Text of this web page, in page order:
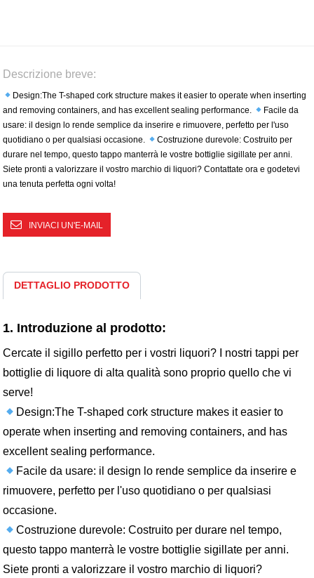
Descrizione breve:
Design:The T-shaped cork structure makes it easier to operate when inserting
and removing containers, and has excellent sealing performance.
Facile da
usare: il design lo rende semplice da inserire e rimuovere, perfetto per l'uso
quotidiano o per qualsiasi occasione.
Costruzione durevole: Costruito per
durare nel tempo, questo tappo manterrà le vostre bottiglie sigillate per anni.
Siete pronti a valorizzare il vostro marchio di liquori? Contattate ora e godetevi
una tenuta perfetta ogni volta!
INVIACI UN'E-MAIL
DETTAGLIO PRODOTTO
1. Introduzione al prodotto:
Cercate il sigillo perfetto per i vostri liquori? I nostri tappi per
bottiglie di liquore di alta qualità sono proprio quello che vi
serve!
Design:The T-shaped cork structure makes it easier to
operate when inserting and removing containers, and has
excellent sealing performance.
Facile da usare: il design lo rende semplice da inserire e
rimuovere, perfetto per l'uso quotidiano o per qualsiasi
occasione.
Costruzione durevole: Costruito per durare nel tempo,
questo tappo manterrà le vostre bottiglie sigillate per anni.
Siete pronti a valorizzare il vostro marchio di liquori?